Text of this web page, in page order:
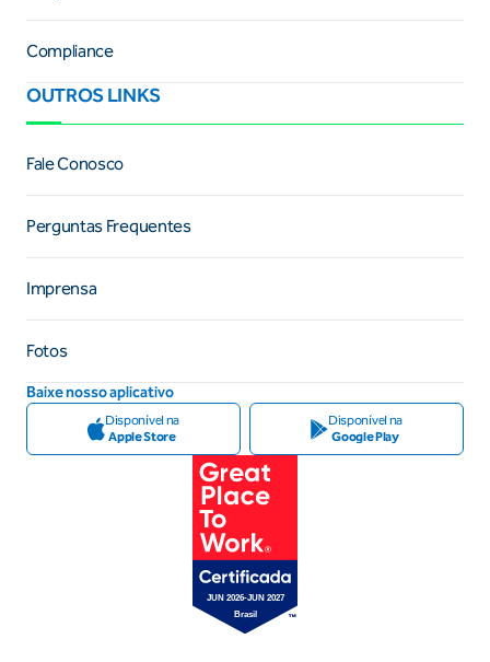
Compliance
OUTROS LINKS
Fale Conosco
Perguntas Frequentes
Imprensa
Fotos
Baixe nosso aplicativo
Disponível na
Apple Store
Disponível na
Google Play